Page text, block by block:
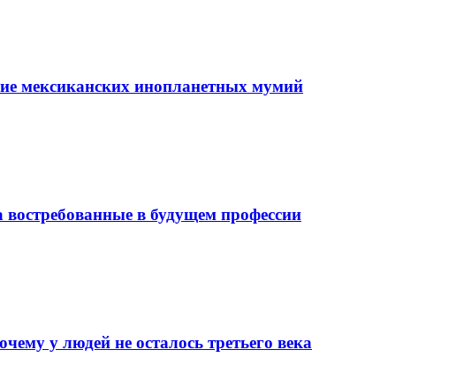
мексиканских инопланетных мумий
в будущем профессии
у людей не осталось третьего века